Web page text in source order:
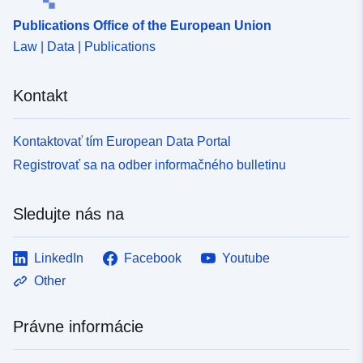
uriRef:
http://data.europa.eu/88u/dataset/
Publications Office of the European Union
Law | Data | Publications
Kontakt
Kontaktovať tím European Data Portal
Registrovať sa na odber informačného bulletinu
Sledujte nás na
LinkedIn Facebook
Youtube
Other
Právne informácie